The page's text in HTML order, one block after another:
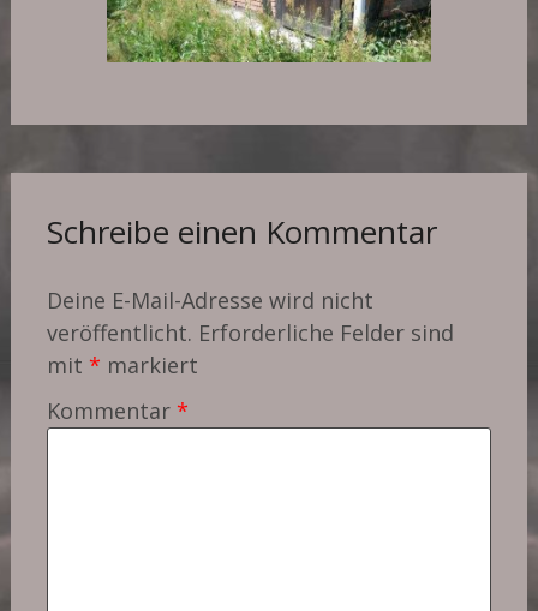
Schreibe einen Kommentar
Deine E-Mail-Adresse wird nicht
veröffentlicht. Erforderliche Felder sind
mit * markiert
Kommentar *